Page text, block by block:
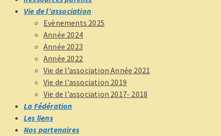
Vie de l’association
Evènements 2025
Année 2024
Année 2023
Année 2022
Vie de l’association Année 2021
Vie de l’association 2019
Vie de l’association 2017- 2018
La Fédération
Les liens
Nos partenaires